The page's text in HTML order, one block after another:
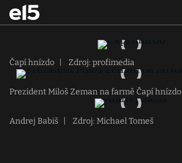
Čapí hnízdo Zdroj: profimedia
Prezident Miloš Zeman na farmě Čapí hnízdo
Andrej Babiš Zdroj: Michael Tomeš